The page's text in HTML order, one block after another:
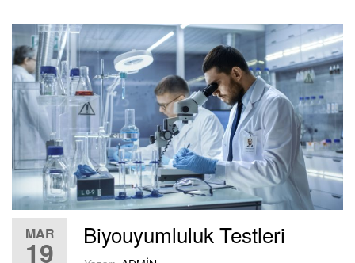
MAR
19
Biyouyumluluk Testleri